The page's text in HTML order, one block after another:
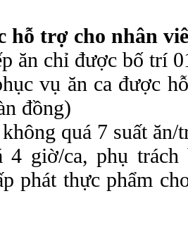
trợ cho nhân
ăn chỉ được bố trí
vụ ăn ca được
đồng)
quá 7 suất ăn/
4 giờ/ca, phụ
phát thực phẩm